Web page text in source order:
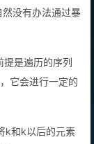
没有办法通过暴
提是遍历的序列
它会进行一定的
k和k以后的元素